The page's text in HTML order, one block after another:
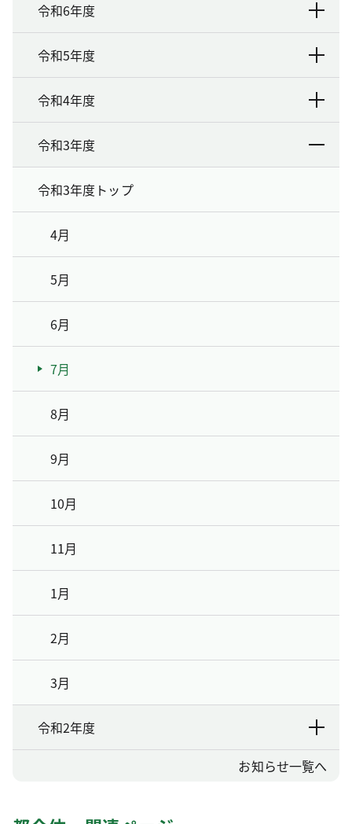
令和6年度
令和5年度
令和4年度
令和3年度
令和3年度トップ
4月
5月
6月
7月
8月
9月
10月
11月
1月
2月
3月
令和2年度
お知らせ一覧へ